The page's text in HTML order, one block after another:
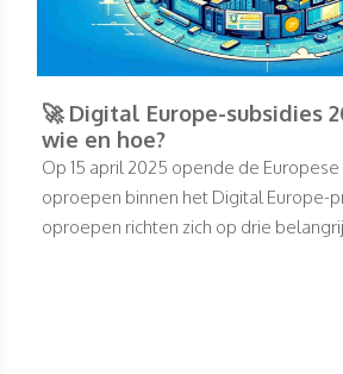
🚀 Digital Europe-subsidies
wie en hoe?
Op 15 april 2025 opende de
oproepen binnen het Digital Europe-
oproepen richten zich op drie